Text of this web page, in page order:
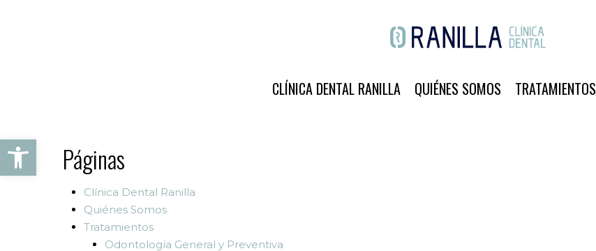
Abrir barra de herramientas
CLÍNICA DENTAL RANILLA QUIÉNES SOMOS TRATAMIENTOS
Páginas
Clínica Dental Ranilla
Quiénes Somos
Tratamientos
Odontología General y Preventiva